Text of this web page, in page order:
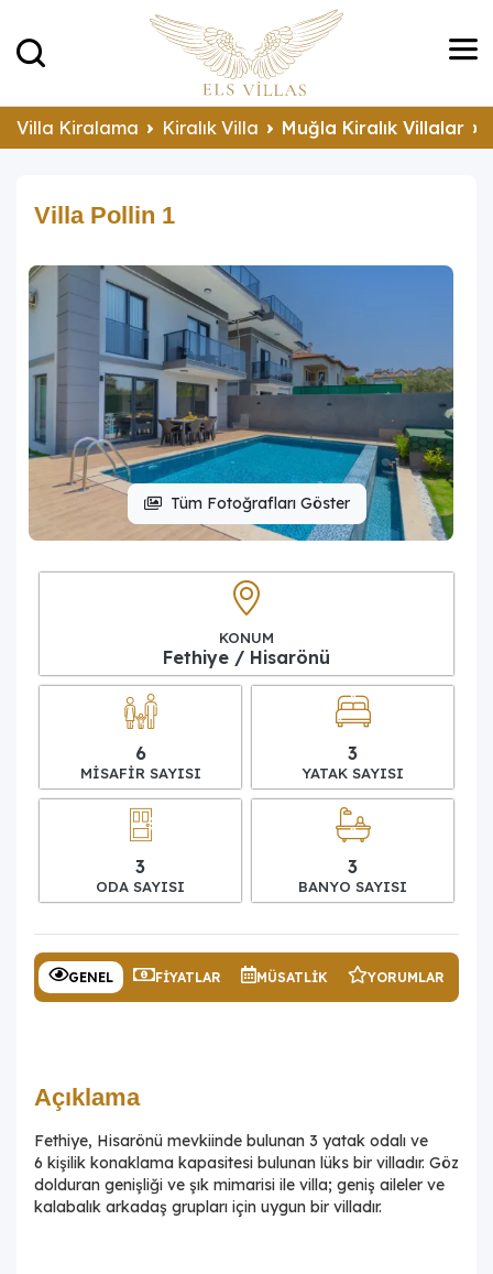
Villa Kiralama Kiralık Villa Muğla Kiralık Villalar
Villa Pollin 1
Tüm Fotoğrafları Göster
KONUM
Fethiye / Hisarönü
6
MISAFIR SAYISI
3
YATAK SAYISI
3
ODA SAYISI
3
BANYO SAYISI
GENEL FIYATLAR MÜSATLIK YORUMLAR
Açıklama
Fethiye, Hisarönü mevkiinde bulunan 3 yatak odalı ve
6 kişilik konaklama kapasitesi bulunan lüks bir villadır. Göz
dolduran genişliği ve şık mimarisi ile villa; geniş aileler ve
kalabalık arkadaş grupları için uygun bir villadır.